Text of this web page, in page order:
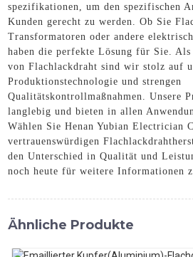
spezifikationen, um den spezifischen
Kunden gerecht zu werden. Ob Sie
Transformatoren oder andere
haben die perfekte Lösung für Sie.
von Flachlackdraht sind wir stolz auf
Produktionstechnologie und strengen
Qualitätskontrollmaßnahmen. Unsere
langlebig und bieten in allen
Wählen Sie Henan Yubian Electrician
vertrauenswürdigen
den Unterschied in Qualität und
noch heute für weitere Informationen
Ähnliche Produkte